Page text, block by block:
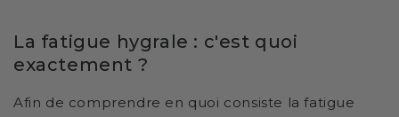
La fatigue hygrale : c'est quoi
exactement ?
Afin de comprendre en quoi consiste la fatigue